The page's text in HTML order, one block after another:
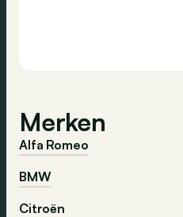
Merken
Alfa Romeo
BMW
Citroën